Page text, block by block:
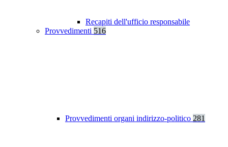
Recapiti dell'ufficio responsabile
Provvedimenti 516
Provvedimenti organi indirizzo-politico 281